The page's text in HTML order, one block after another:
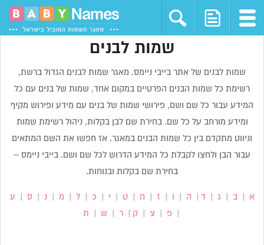
שמות לבנים
שמות לבנים של אתר בייבי ניימס. מאגר שמות לבנים הגדול ברשת,
רשימת כל שמות הבנים הפרטיים במקום אחד, שמות של בנים עם כל
המידע עבור כל שם ושם, פירושי שמות של בנים עם מידע ופירוש מקיף
ומידע מורחב על כל שם. בחירת שם לבן בקלות, ניהול רשימת שמות
וניווט מתקדם בין כל שמות הבנים במאגר. אז חפשו את השם המתאים
עבור הבן ולחצו לקבלת כל המידע הדרוש לכל שם ושם. בייבי ניימס –
בחירת שם בקלות ובנוחות.
א |ב ג |ד ה ו |ז ח |ט י כ |ל מ |נ ס ע
פ צ |ק |ר ש ת